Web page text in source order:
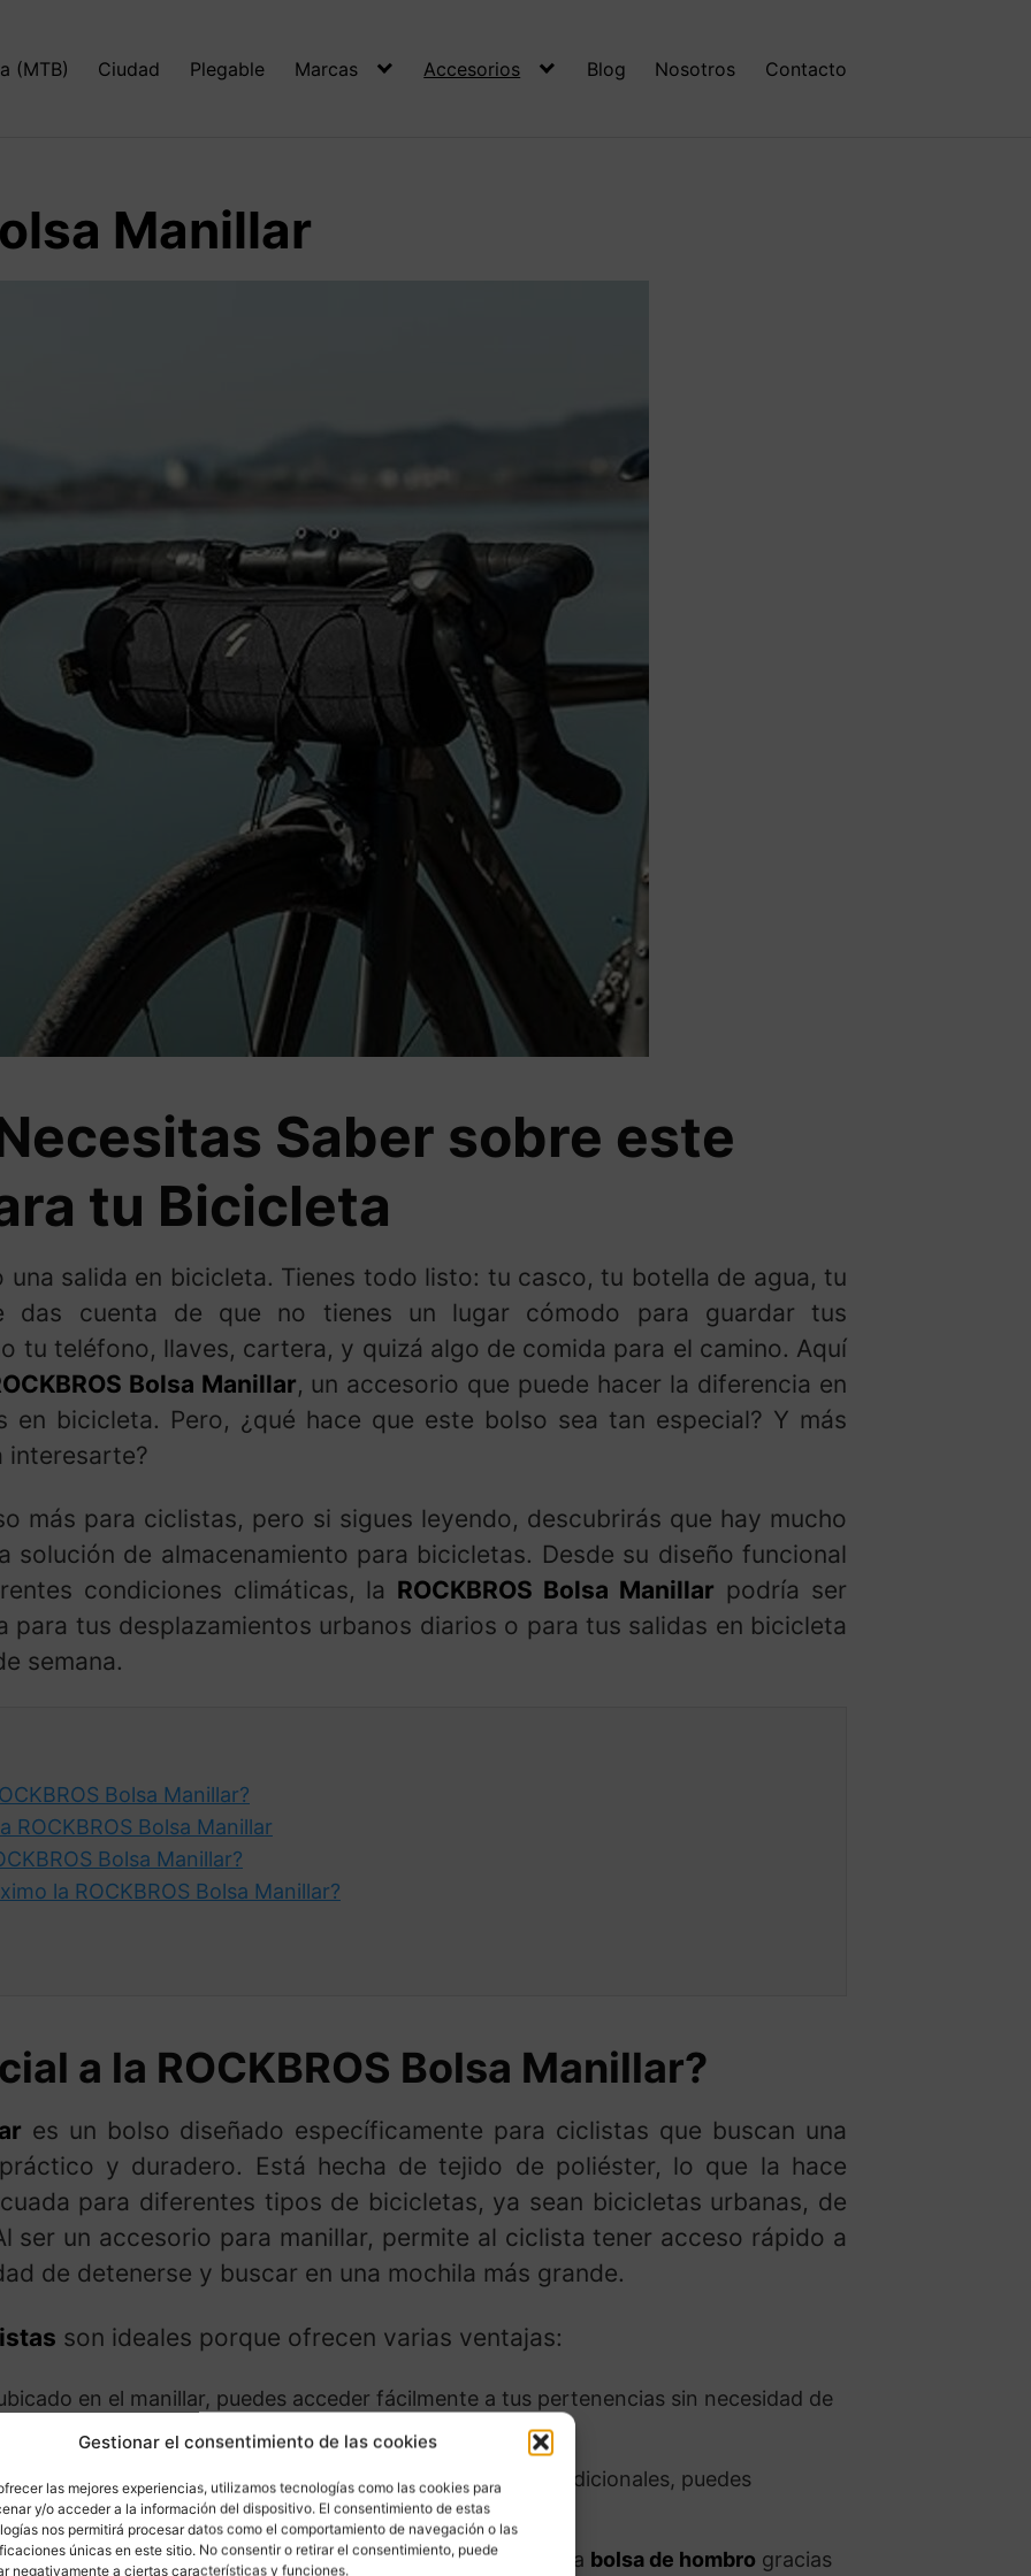
Gestionar el consentimiento de las cookies
las mejores experiencias, utilizamos tecnologías como las cookies para
y/o acceder a la información del dispositivo. El consentimiento de estas
nos permitirá procesar datos como el comportamiento de navegación o las
únicas en este sitio. No consentir o retirar el consentimiento, puede
negativamente a ciertas características y funciones.
(MTB) Ciudad Plegable Marcas Accesorios Blog Nosotros Contacto
Manillar
Saber sobre este
tu Bicicleta
una salida en bicicleta. Tienes todo listo: tu casco, tu botella de agua, tu
cuenta de que no tienes un lugar cómodo para guardar tus
tu teléfono, llaves, cartera, y quizá algo de comida para el camino. Aquí
Bolsa Manillar, un accesorio que puede hacer la diferencia en
en bicicleta. Pero, ¿qué hace que este bolso sea tan especial? Y más
interesarte?
más para ciclistas, pero si sigues leyendo, descubrirás que hay mucho
solución de almacenamiento para bicicletas. Desde su diseño funcional
condiciones climáticas, la ROCKBROS Bolsa Manillar podría ser
para tus desplazamientos urbanos diarios o para tus salidas en bicicleta
semana.
Bolsa Manillar?
ROCKBROS Bolsa Manillar
Bolsa Manillar?
la ROCKBROS Bolsa Manillar?
a la ROCKBROS Bolsa Manillar?
es un bolso diseñado específicamente para ciclistas que buscan una
y duradero. Está hecha de tejido de poliéster, lo que la hace
para diferentes tipos de bicicletas, ya sean bicicletas urbanas, de
ser un accesorio para manillar, permite al ciclista tener acceso rápido a
de detenerse y buscar en una mochila más grande.
son ideales porque ofrecen varias ventajas:
en el manillar, puedes acceder fácilmente a tus pertenencias sin necesidad de
almacenamiento principal de gran capacidad y bolsillos adicionales, puedes
esenciales.
de bicicleta, sino que también puede convertirse en una bolsa de hombro gracias